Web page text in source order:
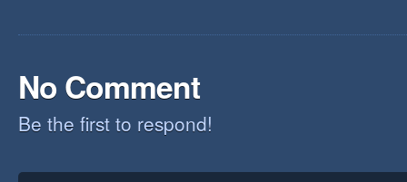
No Comment
Be the first to respond!